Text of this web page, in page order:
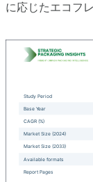
に応じたエコフ